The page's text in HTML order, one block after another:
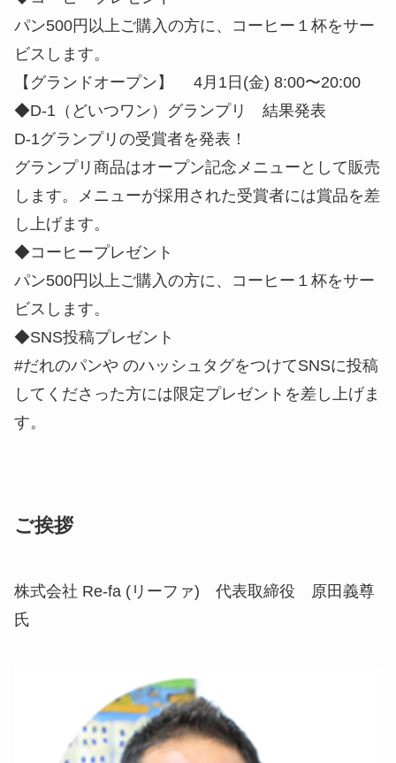
パン500円以上ご購入の方に、コーヒー１杯をサー
ビスします。
【グランドオープン】 4月1日(金) 8:00〜20:00
◆D-1（どいつワン）グランプリ 結果発表
D-1グランプリの受賞者を発表！
グランプリ商品はオープン記念メニューとして販売
します。メニューが採用された受賞者には賞品を差
し上げます。
◆コーヒープレゼント
パン500円以上ご購入の方に、コーヒー１杯をサー
ビスします。
◆SNS投稿プレゼント
#だれのパンや のハッシュタグをつけてSNSに投稿
してくださった方には限定プレゼントを差し上げま
す。
ご挨拶
株式会社 Re-fa (リーファ) 代表取締役 原田義尊
氏